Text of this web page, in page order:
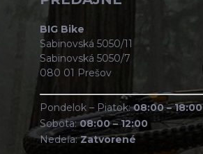
BIG Bike
Sabinovská 5050/11
Sabinovská 5050/7
080 01 Prešov
Pondelok – Piatok:08:00 – 18:00
Sobota:08:00 – 12:00
Nedeľa:Zatvorené